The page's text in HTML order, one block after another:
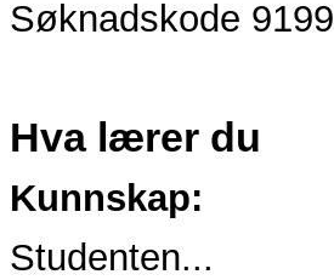
Søknadskode 9199
Hva lærer du
Kunnskap:
Studenten...